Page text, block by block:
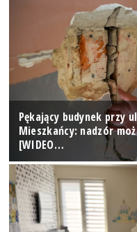
Pękający budynek przy
Mieszkańcy: nadzór
[WIDEO…